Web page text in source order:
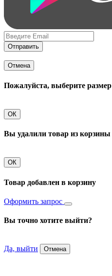
Отправить
Отмена
Пожалуйста, выберите размер
ОК
Вы удалили товар из корзины
ОК
Товар добавлен в корзину
Оформить запрос
Вы точно хотите выйти?
Да, выйти Отмена